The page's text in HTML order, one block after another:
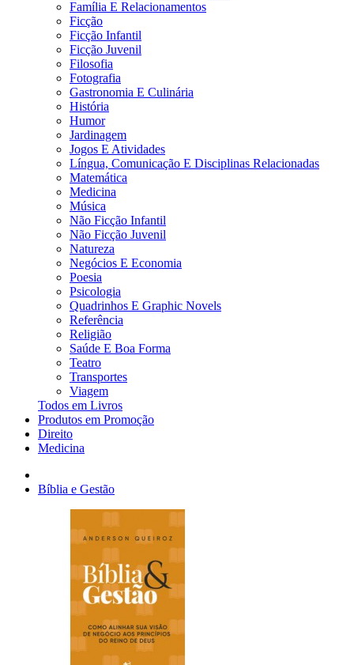
Família E Relacionamentos
Ficção
Ficção Infantil
Ficção Juvenil
Filosofia
Fotografia
Gastronomia E Culinária
História
Humor
Jardinagem
Jogos E Atividades
Língua, Comunicação E Disciplinas Relacionadas
Matemática
Medicina
Música
Não Ficção Infantil
Não Ficção Juvenil
Natureza
Negócios E Economia
Poesia
Psicologia
Quadrinhos E Graphic Novels
Referência
Religião
Saúde E Boa Forma
Teatro
Transportes
Viagem
Todos em Livros
Produtos em Promoção
Direito
Medicina
Bíblia e Gestão